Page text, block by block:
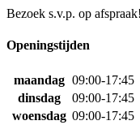
Bezoek s.v.p. op afspraak!
Openingstijden
maandag 09:00-17:45
dinsdag
09:00-17:45
woensdag 09:00-17:45